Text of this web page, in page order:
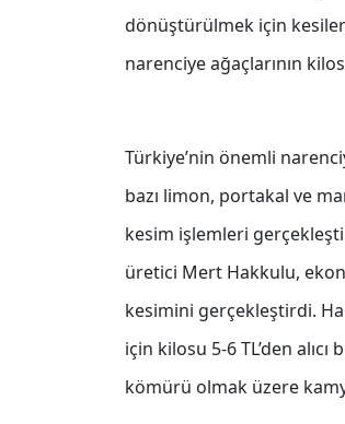
dönüştürülmek için
narenciye ağaçlarının
Türkiye’nin önemli
bazı limon, portakal ve
kesim işlemleri
üretici Mert Hakkulu,
kesimini gerçekleştirdi.
için kilosu 5-6 TL’den
kömürü olmak üzere